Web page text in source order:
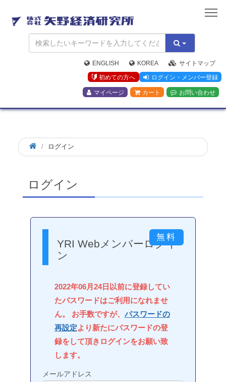
矢
野
経
済
研
究
所
ENGLISH KOREA
サイトマップ
初めての方へ
ログイン・メンバー登録
マイページ カート お問い合わせ
ログイン
ログイン
YRI Webメンバーログイ
ン
2022年06月24日以前に登録してい
たパスワードはご利用になれませ
ん。 お手数ですが、 パスワードの
再設定より新たにパスワードの登
録をして頂きログインをお願い致
します。
メールアドレス